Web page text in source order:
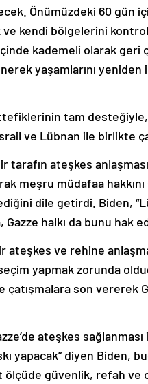
Önümüzdeki 60 gün
kendi bölgelerini kontrol
kademeli olarak
yaşamlarını
tam
ve Lübnan ile birlikte
tarafın ateşkes
meşru müdafaa
dile getirdi. Biden,
halkı da bunu hak
ateşkes ve rehine
yapmak zorunda
son vererek
ateşkes
yapacak” diyen Biden,
güvenlik, refah ve